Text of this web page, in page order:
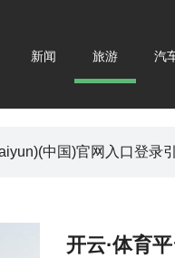
新闻 旅游 汽
中国)官网入口登录
开云·体育